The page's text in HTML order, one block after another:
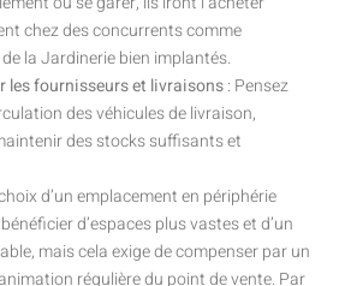
chez des concurrents comme
la Jardinerie bien implantés.
les fournisseurs et livraisons: Pensez
des véhicules de livraison,
des stocks suffisants et
d’un emplacement en périphérie
d’espaces plus vastes et d’un
mais cela exige de compenser par un
régulière du point de vente. Par